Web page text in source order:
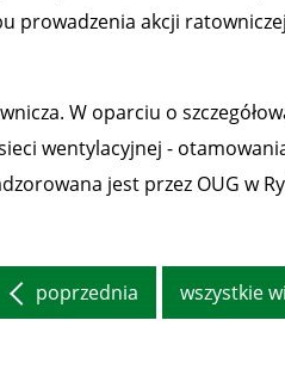
prowadzenia akcji
W oparciu o
wentylacyjnej -
jest przez OUG w
poprzednia wszystkie